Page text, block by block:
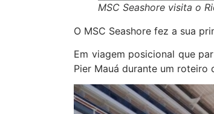
MSC Seashore visita o
O MSC Seashore fez a sua
Em viagem posicional que
Pier Mauá durante um roteiro